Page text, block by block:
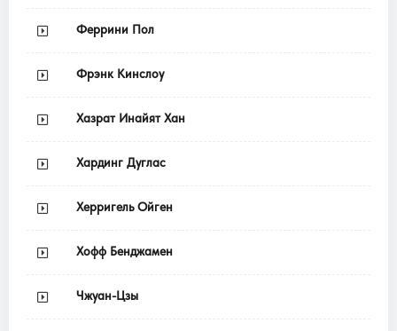
Феррини Пол
Фрэнк Кинслоу
Хазрат Инайят Хан
Хардинг Дуглас
Херригель Ойген
Хофф Бенджамен
Чжуан-Цзы